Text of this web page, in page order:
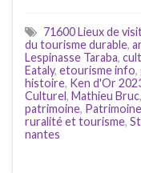
71600 Lieux de
du tourisme durable,
Lespinasse Taraba,
Eataly, etourisme info,
histoire, Ken d'Or
Culturel, Mathieu Bruc,
patrimoine,
ruralité et tourisme,
nantes